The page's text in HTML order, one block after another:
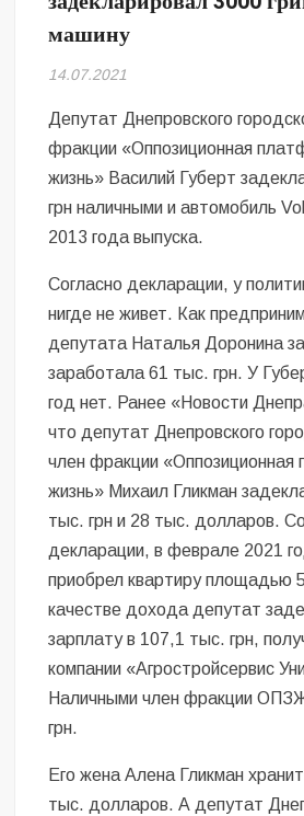
Безугла закликає валити Сирського
Світові бренди одягу та взуття: розвиток
сучасну моду
Командувач ВМС Неїжпапа закликав не
навколо керівництва армії
машину
14.07.2021
Депутат Днепровского
фракции «Оппозиционная
жизнь» Василий Губерт
грн наличными и автомобиль
2013 года выпуска.
Согласно декларации, у
нигде не живет. Как
депутата Наталья Доронина
заработала 61 тыс. грн. У
год нет. Ранее «Новости
что депутат Днепровского
член фракции
жизнь» Михаил Гликман
тыс. грн и 28 тыс. долларов.
декларации, в феврале 2021
приобрел квартиру площадью
качестве дохода депутат
зарплату в 107,1 тыс. грн,
компании «Агростройсервис
Наличными член фракции
грн.
Его жена Алена Гликман
тыс. долларов. А депутат